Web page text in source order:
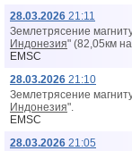
28.03.2026 21:11
Землетрясение
Индонезия" (82,05км
EMSC
28.03.2026 21:10
Землетрясение
Индонезия".
EMSC
28.03.2026 21:05